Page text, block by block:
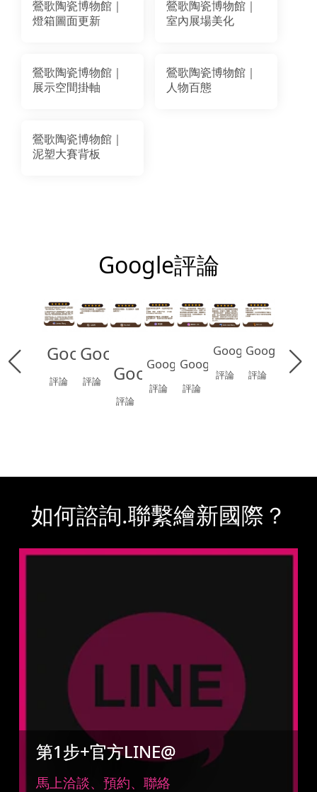
鶯歌陶瓷博物館｜
燈箱圖面更新
鶯歌陶瓷博物館｜
室內展場美化
鶯歌陶瓷博物館｜
展示空間掛軸
鶯歌陶瓷博物館｜
人物百態
鶯歌陶瓷博物館｜
泥塑大賽背板
Google評論
Google
評論
Google
評論 Google
評論
Google
評論
Google
評論
Google
評論
Google
評論
如何諮詢.聯繫繪新國際？
第1步+官方LINE@
馬上洽談、預約、聯絡